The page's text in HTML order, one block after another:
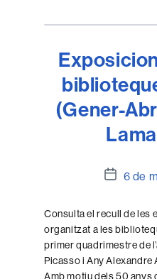
(Gener-
Data
l'entrada
6 de
Consulta el recull de les
organitzat a les
primer quadrimestre de
Picasso i Any Alexandre
Amb motiu dels 50 anys